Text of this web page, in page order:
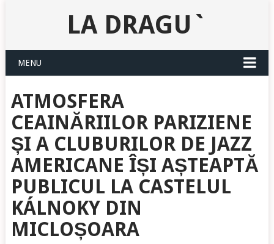
LA DRAGU`
MENU
ATMOSFERA
CEAINĂRIILOR PARIZIENE
ȘI A CLUBURILOR DE JAZZ
AMERICANE ÎȘI AȘTEAPTĂ
PUBLICUL LA CASTELUL
KÁLNOKY DIN
MICLOȘOARA